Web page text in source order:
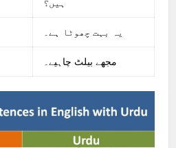
یہ بہت چھوٹا ہے۔
مجھے بیلٹ چاہیے۔